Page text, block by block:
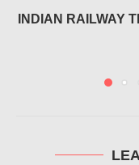
INDIAN RAILWAY